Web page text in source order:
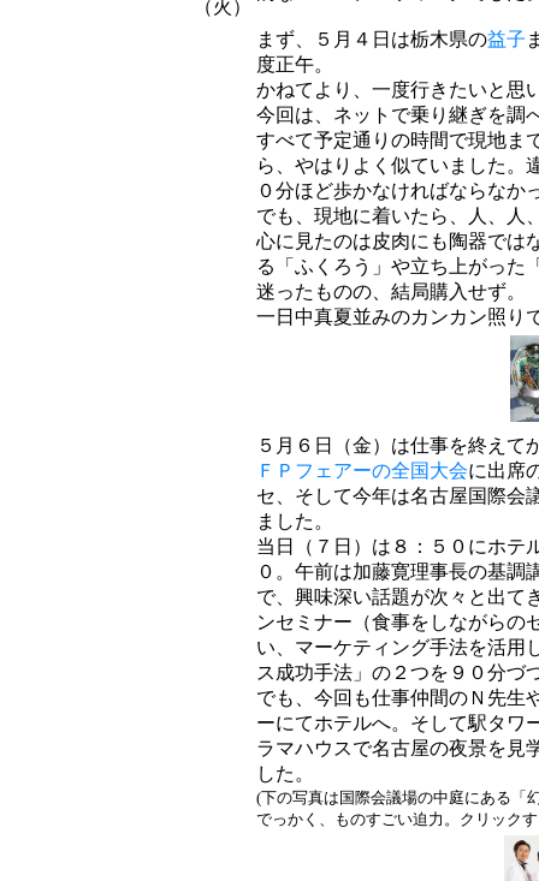
（火）
まず、５月４日は栃木県の益子
度正午。
かねてより、一度行きたいと思
今回は、ネットで乗り継ぎを調
すべて予定通りの時間で現地ま
ら、やはりよく似ていました。
０分ほど歩かなければならなか
でも、現地に着いたら、人、人
心に見たのは皮肉にも陶器では
る「ふくろう」や立ち上がった
迷ったものの、結局購入せず。
一日中真夏並みのカンカン照り
５月６日（金）は仕事を終えて
ＦＰフェアーの全国大会に出席
セ、そして今年は名古屋国際会
ました。
当日（７日）は８：５０にホテ
０。午前は加藤寛理事長の基調
で、興味深い話題が次々と出て
ンセミナー（食事をしながらの
い、マーケティング手法を活用
ス成功手法」の２つを９０分づ
でも、今回も仕事仲間のＮ先生
ーにてホテルへ。そして駅タワ
ラマハウスで名古屋の夜景を見
した。
(下の写真は国際会議場の中庭にある「
でっかく、ものすごい迫力。クリック